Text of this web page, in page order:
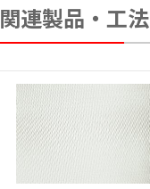
関連製品・工法